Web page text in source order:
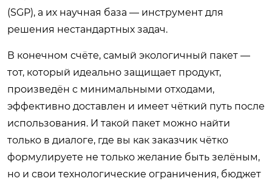
(SGP), а их научная база — инструмент для
решения нестандартных задач.
В конечном счёте, самый экологичный пакет —
тот, который идеально защищает продукт,
произведён с минимальными отходами,
эффективно доставлен и имеет чёткий путь после
использования. И такой пакет можно найти
только в диалоге, где вы как заказчик чётко
формулируете не только желание быть зелёным,
но и свои технологические ограничения, бюджет